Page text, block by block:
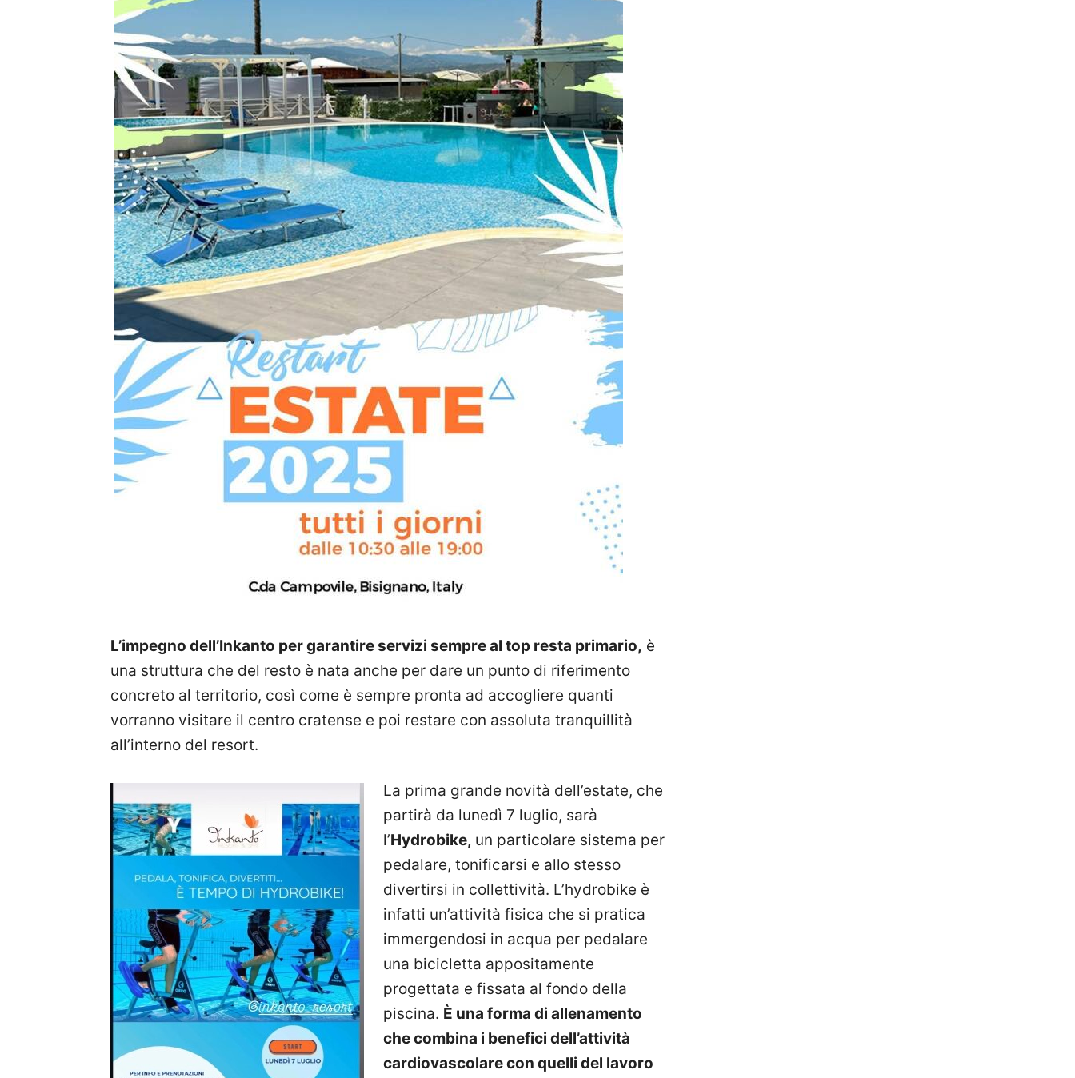
L’impegno dell’Inkanto per garantire servizi sempre al top resta primario, è
una struttura che del resto è nata anche per dare un punto di riferimento
concreto al territorio, così come è sempre pronta ad accogliere quanti
vorranno visitare il centro cratense e poi restare con assoluta tranquillità
all’interno del resort.
La prima grande novità dell’estate, che
partirà da lunedì 7 luglio, sarà
l’Hydrobike, un particolare sistema per
pedalare, tonificarsi e allo stesso
divertirsi in collettività. L’hydrobike è
infatti un’attività fisica che si pratica
immergendosi in acqua per pedalare
una bicicletta appositamente
progettata e fissata al fondo della
piscina. È una forma di allenamento
che combina i benefici dell’attività
cardiovascolare con quelli del lavoro